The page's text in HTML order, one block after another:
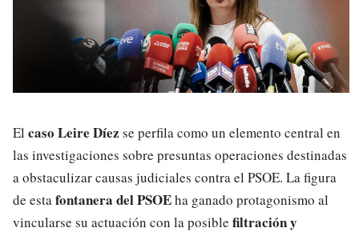
El caso Leire Díez se perfila como un elemento central en
las investigaciones sobre presuntas operaciones destinadas
a obstaculizar causas judiciales contra el PSOE. La figura
de estafontanera del PSOEha ganado protagonismo al
vincularse su actuación con la posible filtración y